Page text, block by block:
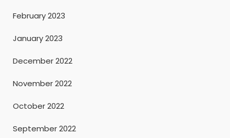
February 2023
January 2023
December 2022
November 2022
October 2022
September 2022